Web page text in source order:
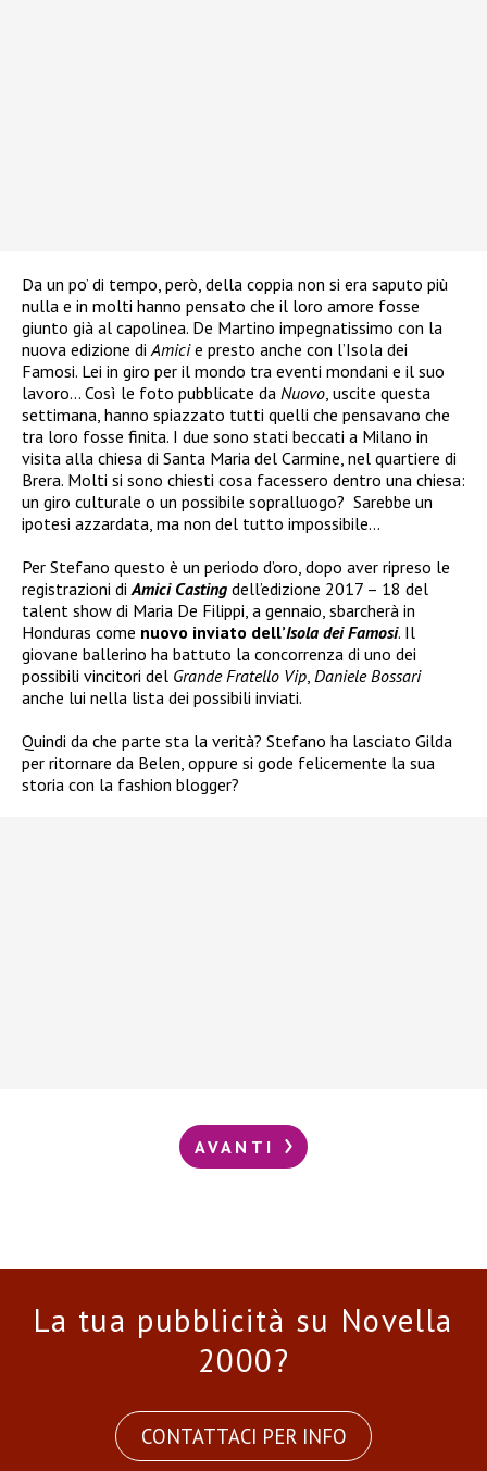
Da un po’ di tempo, però, della coppia non si era saputo più
nulla e in molti hanno pensato che il loro amore fosse
giunto già al capolinea. De Martino impegnatissimo con la
nuova edizione diAmicie presto anche con l’Isola dei
Famosi. Lei in giro per il mondo tra eventi mondani e il suo
lavoro… Così le foto pubblicate da Nuovo, uscite questa
settimana, hanno spiazzato tutti quelli che pensavano che
tra loro fosse finita. I due sono stati beccati a Milano in
visita alla chiesa di Santa Maria del Carmine, nel quartiere di
Brera. Molti si sono chiesti cosa facessero dentro una chiesa:
un giro culturale o un possibile sopralluogo? Sarebbe un
ipotesi azzardata, ma non del tutto impossibile…
Per Stefano questo è un periodo d’oro, dopo aver ripreso le
registrazioni diAmici Casting dell’edizione 2017 – 18 del
talent show di Maria De Filippi, a gennaio, sbarcherà in
Honduras come nuovo inviato dell’Isola dei Famosi. Il
giovane ballerino ha battuto la concorrenza di uno dei
possibili vincitori del Grande Fratello Vip, Daniele Bossari
anche lui nella lista dei possibili inviati.
Quindi da che parte sta la verità? Stefano ha lasciato Gilda
per ritornare da Belen, oppure si gode felicemente la sua
storia con la fashion blogger?
AVANTI
La tua pubblicità su Novella
2000?
CONTATTACI PER INFO